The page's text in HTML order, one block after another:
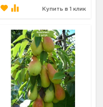
Купить в 1 клик